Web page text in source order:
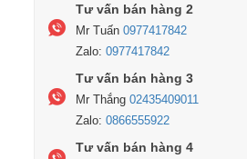
Tư vấn bán hàng 2
Mr Tuấn 0977417842
Zalo: 0977417842
Tư vấn bán hàng 3
Mr Thắng 02435409011
Zalo: 0866555922
Tư vấn bán hàng 4